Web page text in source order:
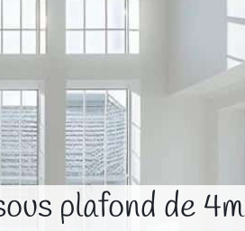
plafond de 4m